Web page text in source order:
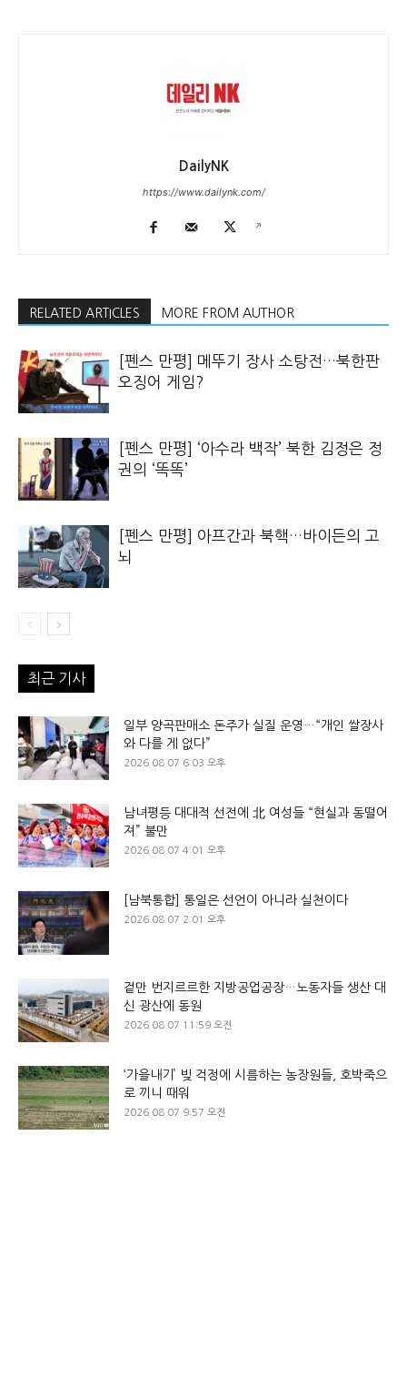
DailyNK
https://www.dailynk.com/
RELATED ARTICLES MORE FROM AUTHOR
[펜스 만평] 메뚜기 장사 소탕전…북한판
오징어 게임?
[펜스 만평] ‘아수라 백작’ 북한 김정은 정
권의 ‘똑똑’
[펜스 만평] 아프간과 북핵…바이든의 고
뇌
최근 기사
일부 양곡판매소 돈주가 실질 운영…“개인 쌀장사
와 다를 게 없다”
2026.08.07 6:03 오후
남녀평등 대대적 선전에 北 여성들 “현실과 동떨어
져” 불만
2026.08.07 4:01 오후
[남북통합] 통일은 선언이 아니라 실천이다
2026.08.07 2:01 오후
겉만 번지르르한 지방공업공장…노동자들 생산 대
신 광산에 동원
2026.08.07 11:59 오전
‘가을내기’ 빚 걱정에 시름하는 농장원들, 호박죽으
로 끼니 때워
2026.08.07 9:57 오전